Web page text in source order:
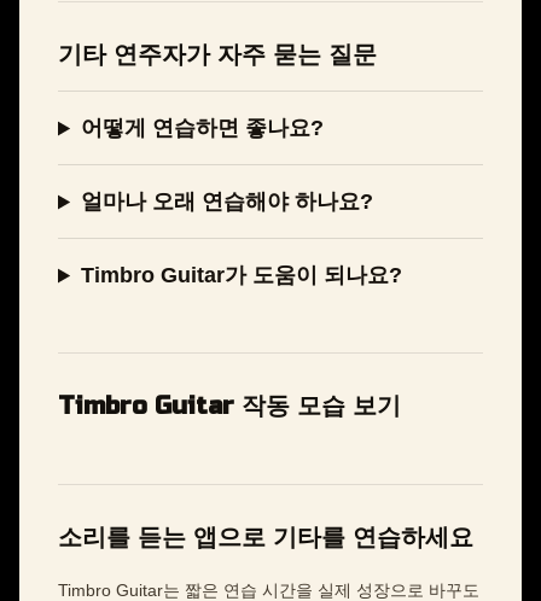
기타 연주자가 자주 묻는 질문
어떻게 연습하면 좋나요?
얼마나 오래 연습해야 하나요?
Timbro Guitar가 도움이 되나요?
Timbro Guitar 작동 모습 보기
소리를 듣는 앱으로 기타를 연습하세요
Timbro Guitar는 짧은 연습 시간을 실제 성장으로 바꾸도